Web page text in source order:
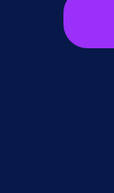
Ischgl fra
St. Anton
Livigno fra
Canazei fra
Ponte di
Bad
Sauze